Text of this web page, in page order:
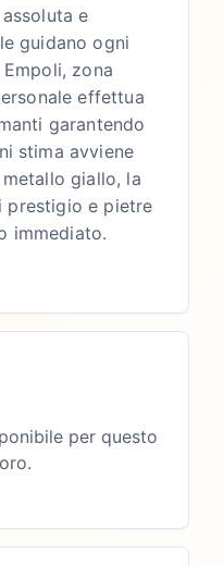
e
guidano ogni
zona
effettua
garantendo
stima avviene
giallo, la
e pietre
immediato.
per questo